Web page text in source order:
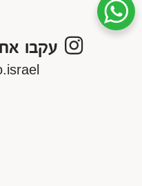
עקבו
שיחת ווטסאפ עם שירות הלקוחות